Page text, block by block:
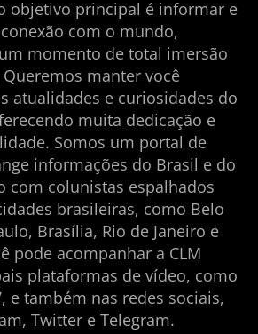
objetivo principal é informar e
com o mundo,
momento de total imersão
manter você
atualidades e curiosidades do
muita dedicação e
Somos um portal de
informações do Brasil e do
com colunistas espalhados
brasileiras, como Belo
Brasília, Rio de Janeiro e
pode acompanhar a CLM
plataformas de vídeo, como
e também nas redes sociais,
Twitter e Telegram.